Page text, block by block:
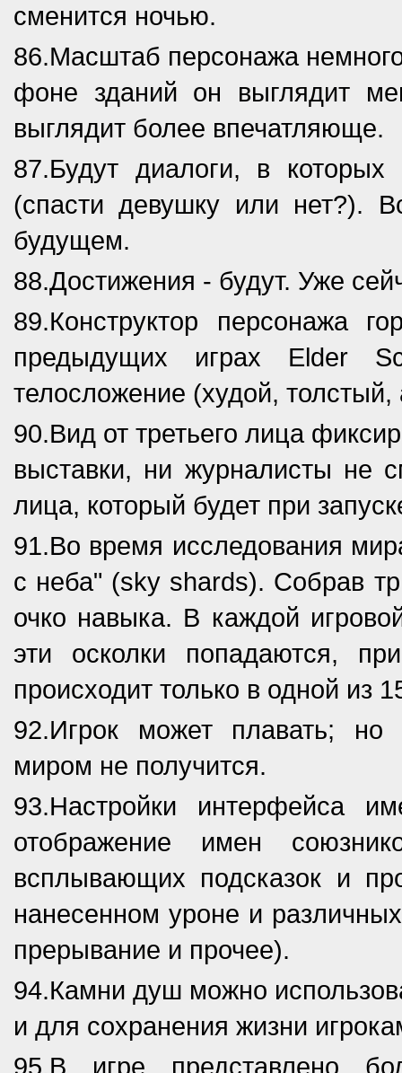
сменится ночью.
86.Масштаб персонажа
фоне зданий он выглядит
выглядит более впечатляюще.
87.Будут диалоги, в
(спасти девушку или нет?).
будущем.
88.Достижения - будут. Уже
89.Конструктор персонажа
предыдущих играх Elder
телосложение (худой,
90.Вид от третьего лица
выставки, ни журналисты не
лица, который будет при
91.Во время исследования
с неба" (sky shards). Собрав
очко навыка. В каждой
эти осколки попадаются,
происходит только в одной из
92.Игрок может плавать;
миром не получится.
93.Настройки интерфейса
отображение имен
всплывающих подсказок и
нанесенном уроне и
прерывание и прочее).
94.Камни душ можно
и для сохранения жизни
95.В игре представлено